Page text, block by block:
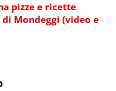
pizze e ricette
Mondeggi (video e